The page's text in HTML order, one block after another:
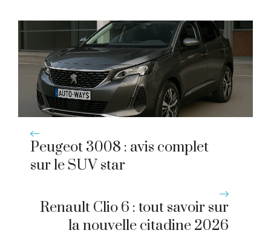
Peugeot 3008 : avis complet
sur le SUV star
Renault Clio 6 : tout savoir sur
la nouvelle citadine 2026